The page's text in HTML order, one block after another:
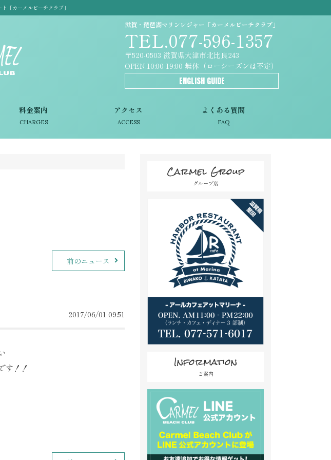
「カーメルビーチクラブ」
料金案内
CHARGES
アクセス
ACCESS
よくある質問
FAQ
滋賀・琵琶湖マリンレジャー「カーメルビーチクラブ」
TEL.077-596-1357
〒520-0503 滋賀県大津市北比良243
OPEN.10:00-19:00 無休（ローシーズンは不定）
ENGLISH GUIDE
前のニュース
2017/06/01 09:51
す！！
Carmel Group
グループ店
Information
ご案内